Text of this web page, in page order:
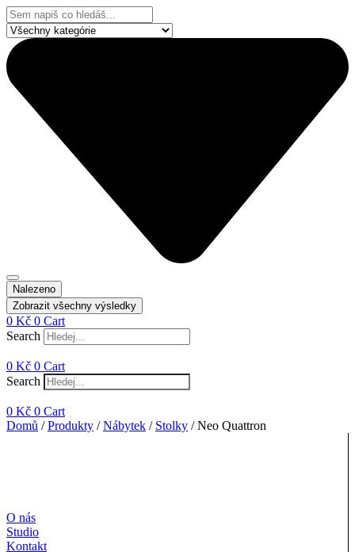
Přejít
k
obsahu
Search
...
Nalezeno
Zobrazit všechny výsledky
0 Kč 0 Cart
Search
0 Kč 0 Cart
Search
0 Kč 0 Cart
Domů /Produkty /Nábytek / Stolky / Neo Quattron
O nás
Studio
Kontakt